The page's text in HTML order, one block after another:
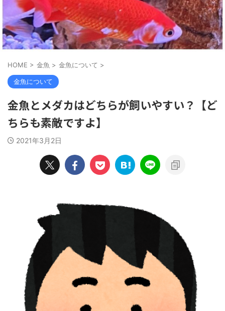
HOME > 金魚 > 金魚について >
金魚について
金魚とメダカはどちらが飼いやすい？【ど
ちらも素敵ですよ】
2021年3月2日